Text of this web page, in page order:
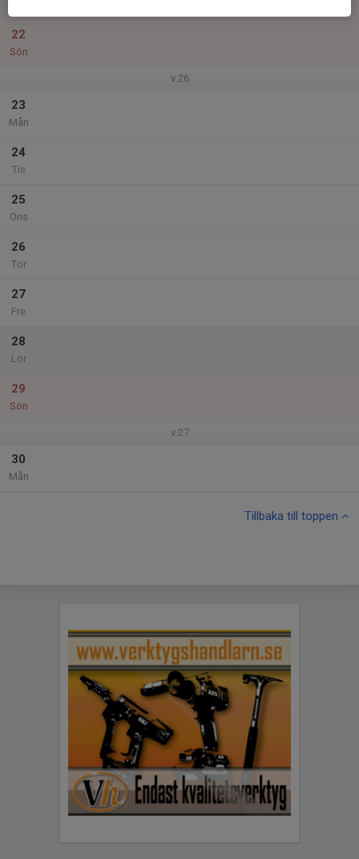
22
Sön
v.26
23
Mån
24
Tis
25
Ons
26
Tor
27
Fre
28
Lör
29
Sön
v.27
30
Mån
Tillbaka till toppen